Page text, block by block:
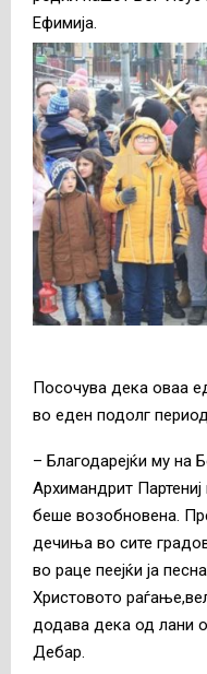
Ефимија.
Посочува дека оваа
во еден подолг
– Благодарејќи му на
Архимандрит
беше возобновена.
дечиња во сите
во раце пеејќи ја
Христовото
додава дека од лани
Дебар.